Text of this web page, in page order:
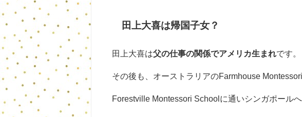
田上大喜は帰国子女？
田上大喜は父の仕事の関係でアメリカ生まれです。
その後も、オーストラリアのFarmhouse Montessori
Forestville Montessori Schoolに通いシンガポールへ